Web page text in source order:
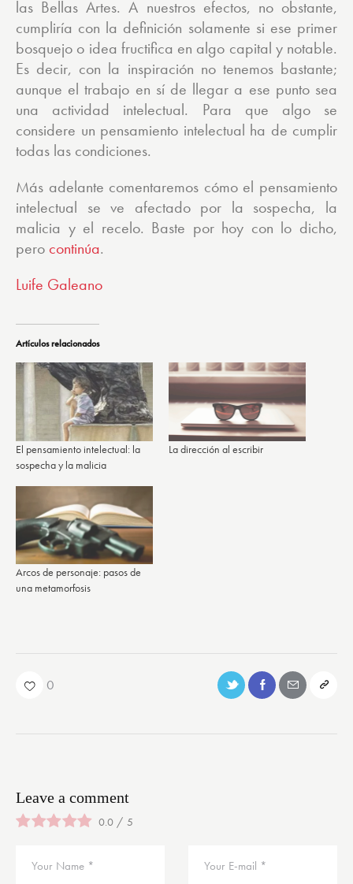
las Bellas Artes. A nuestros efectos, no obstante,
cumpliría con la definición solamente si ese primer
bosquejo o idea fructifica en algo capital y notable.
Es decir, con la inspiración no tenemos bastante;
aunque el trabajo en sí de llegar a ese punto sea
una actividad intelectual. Para que algo se
considere un pensamiento intelectual ha de cumplir
todas las condiciones.
Más adelante comentaremos cómo el pensamiento
intelectual se ve afectado por la sospecha, la
malicia y el recelo. Baste por hoy con lo dicho,
pero continúa.
Luife Galeano
Artículos relacionados
El pensamiento intelectual: la
sospecha y la malicia
La dirección al escribir
Arcos de personaje: pasos de
una metamorfosis
0
Leave a comment
0.0 / 5